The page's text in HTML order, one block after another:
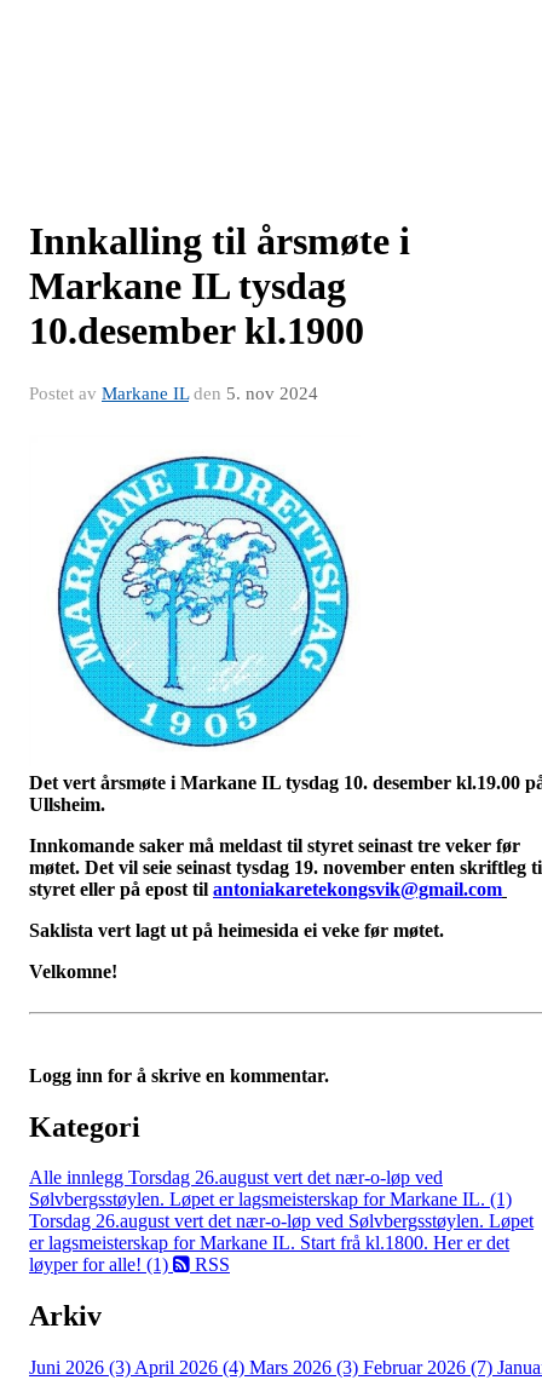
Innkalling til årsmøte i
Markane IL tysdag
10.desember kl.1900
Postet av Markane ILden 5. nov 2024
Det vert årsmøte i Markane IL tysdag 10. desember kl.19.00
Ullsheim.
Innkomande saker må meldast til styret seinast tre veker før
møtet. Det vil seie seinast tysdag 19. november enten skriftleg
styret eller på epost til antoniakaretekongsvik@gmail.com
Saklista vert lagt ut på heimesida ei veke før møtet.
Velkomne!
Logg inn for å skrive en kommentar.
Kategori
Alle innlegg Torsdag 26.august vert det nær-o-løp ved
Sølvbergsstøylen. Løpet er lagsmeisterskap for Markane IL. (1)
Torsdag 26.august vert det nær-o-løp ved Sølvbergsstøylen. Løpet
er lagsmeisterskap for Markane IL. Start frå kl.1800. Her er det
løyper for alle! (1)
RSS
Arkiv
Juni 2026 (3) April 2026 (4) Mars 2026 (3) Februar 2026 (7)